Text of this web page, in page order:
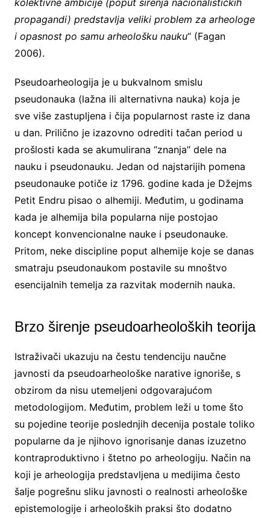
propagandi) predstavlja veliki problem za arheologe
i opasnost po samu arheološku nauku“ (Fagan
2006).
Pseudoarheologija je u bukvalnom smislu
pseudonauka (lažna ili alternativna nauka) koja je
sve više zastupljena i čija popularnost raste iz dana
u dan. Prilično je izazovno odrediti tačan period u
prošlosti kada se akumulirana ‘’znanja’’ dele na
nauku i pseudonauku. Jedan od najstarijih pomena
pseudonauke potiče iz 1796. godine kada je Džejms
Petit Endru pisao o alhemiji. Međutim, u godinama
kada je alhemija bila popularna nije postojao
koncept konvencionalne nauke i pseudonauke.
Pritom, neke discipline poput alhemije koje se danas
smatraju pseudonaukom postavile su mnoštvo
esencijalnih temelja za razvitak modernih nauka.
Brzo širenje pseudoarheoloških teorija
Istraživači ukazuju na čestu tendenciju naučne
javnosti da pseudoarheološke narative ignoriše, s
obzirom da nisu utemeljeni odgovarajućom
metodologijom. Međutim, problem leži u tome što
su pojedine teorije poslednjih decenija postale toliko
popularne da je njihovo ignorisanje danas izuzetno
kontraproduktivno i štetno po arheologiju. Način na
koji je arheologija predstavljena u medijima često
šalje pogrešnu sliku javnosti o realnosti arheološke
epistemologije i arheoloških praksi što dodatno